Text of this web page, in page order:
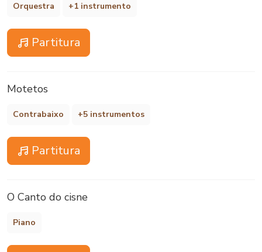
Orquestra +1 instrumento
Partitura
Motetos
Contrabaixo +5 instrumentos
Partitura
O Canto do cisne
Piano